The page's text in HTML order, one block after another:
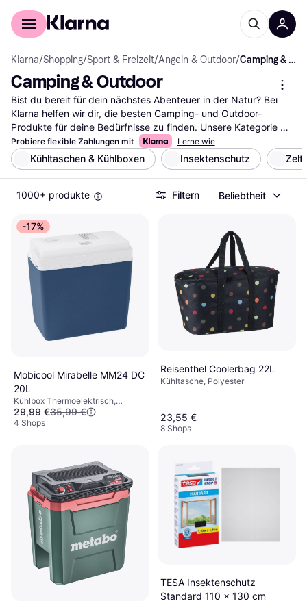
Für Shopper
Klarna/Shopping/Sport & Freizeit/Angeln & Outdoor/ Camping & Outdoor
Camping & Outdoor
Bist du bereit für dein nächstes Abenteuer in der Natur? Bei
Klarna helfen wir dir, die besten Camping- und Outdoor-
Produkte für deine Bedürfnisse zu finden. Unsere Kategorie
bietet eine große Auswahl, die du mit unseren praktischen
Filtern durchsuchen kannst. Egal, ob du nach Zelten,
Schlafsäcken oder Rucksäcken suchst, unsere Filter leiten dich
schnell zur richtigen Ausrüstung. Du kannst nach Marke, Preis
oder Nutzerbewertungen filtern, um deine Suche zu verfeinern.
Bewertungen anderer Nutzer, um mehr über deren Erfahrungen
zu erfahren und die richtige Entscheidung zu treffen. Beginne
hier deine Suche nach der idealen Camping- und Outdoor-
Ausrüstung und finde alles, was du für dein nächstes
Abenteuer brauchst.
Mehr über camping & outdoor »
Probiere flexible Zahlungen mit Lerne wie
Kühltaschen & Kühlboxen Insektenschutz
1000+ produkte Filtern Beliebtheit
-17%
Mobicool Mirabelle MM24 DC
20L
Kühlbox Thermoelektrisch,
Kunststoff
29,99 €35,99 €
4 Shops
Reisenthel Coolerbag 22L
Kühltasche, Polyester
23,55 €
8 Shops
TESA Insektenschutz
Standard 110 x 130 cm